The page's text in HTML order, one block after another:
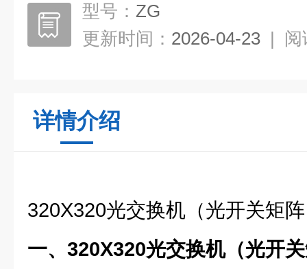
型号： ZG
更新时间： 2026-04-23 | 阅
详情介绍
320X320光交换机（光开关矩
一、320X320光交换机（光开